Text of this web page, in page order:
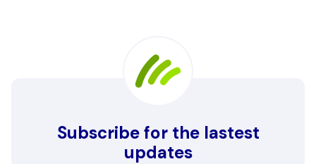
Subscribe for the lastest
updates